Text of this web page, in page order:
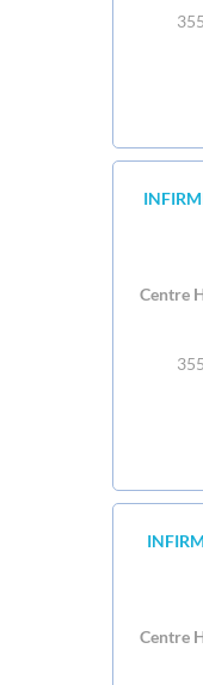
Centre
Centre